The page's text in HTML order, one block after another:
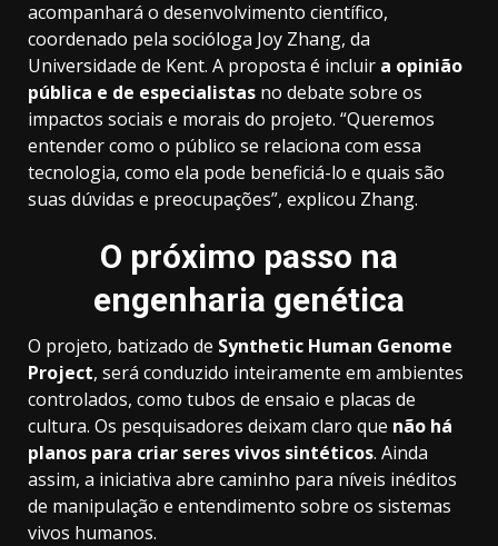
acompanhará o desenvolvimento científico,
coordenado pela socióloga Joy Zhang, da
Universidade de Kent. A proposta é incluir a opinião
pública e de especialistas no debate sobre os
impactos sociais e morais do projeto. “Queremos
entender como o público se relaciona com essa
tecnologia, como ela pode beneficiá-lo e quais são
suas dúvidas e preocupações”, explicou Zhang.
O próximo passo na
engenharia genética
O projeto, batizado de Synthetic Human Genome
Project, será conduzido inteiramente em ambientes
controlados, como tubos de ensaio e placas de
cultura. Os pesquisadores deixam claro que não há
planos para criar seres vivos sintéticos. Ainda
assim, a iniciativa abre caminho para níveis inéditos
de manipulação e entendimento sobre os sistemas
vivos humanos.